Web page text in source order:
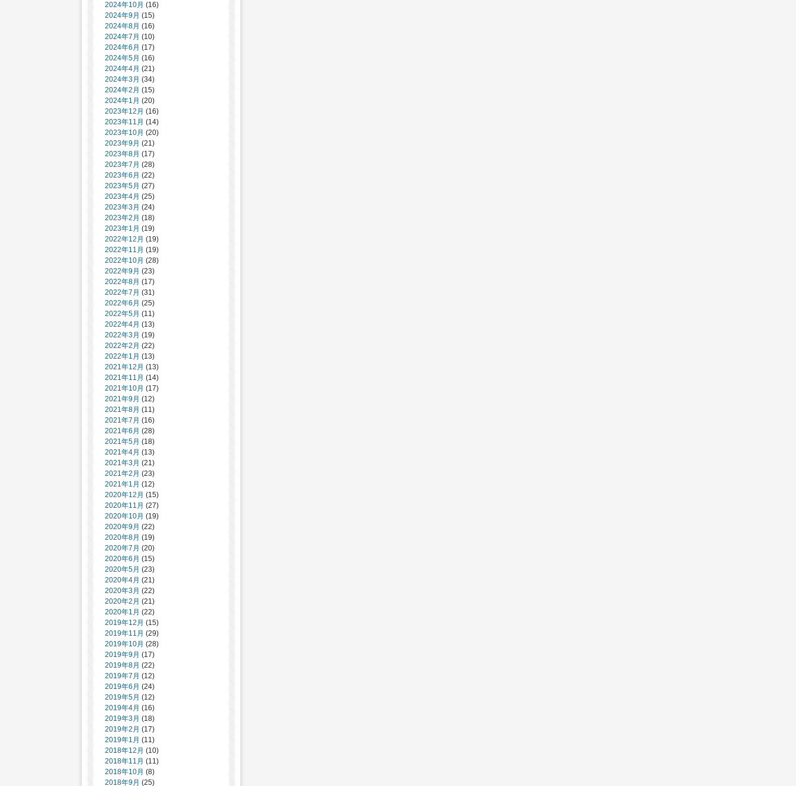
2024年10月 (16)
2024年9月 (15)
2024年8月 (16)
2024年7月 (10)
2024年6月 (17)
2024年5月 (16)
2024年4月 (21)
2024年3月 (34)
2024年2月 (15)
2024年1月 (20)
2023年12月 (16)
2023年11月 (14)
2023年10月 (20)
2023年9月 (21)
2023年8月 (17)
2023年7月 (28)
2023年6月 (22)
2023年5月 (27)
2023年4月 (25)
2023年3月 (24)
2023年2月 (18)
2023年1月 (19)
2022年12月 (19)
2022年11月 (19)
2022年10月 (28)
2022年9月 (23)
2022年8月 (17)
2022年7月 (31)
2022年6月 (25)
2022年5月 (11)
2022年4月 (13)
2022年3月 (19)
2022年2月 (22)
2022年1月 (13)
2021年12月 (13)
2021年11月 (14)
2021年10月 (17)
2021年9月 (12)
2021年8月 (11)
2021年7月 (16)
2021年6月 (28)
2021年5月 (18)
2021年4月 (13)
2021年3月 (21)
2021年2月 (23)
2021年1月 (12)
2020年12月 (15)
2020年11月 (27)
2020年10月 (19)
2020年9月 (22)
2020年8月 (19)
2020年7月 (20)
2020年6月 (15)
2020年5月 (23)
2020年4月 (21)
2020年3月 (22)
2020年2月 (21)
2020年1月 (22)
2019年12月 (15)
2019年11月 (29)
2019年10月 (28)
2019年9月 (17)
2019年8月 (22)
2019年7月 (12)
2019年6月 (24)
2019年5月 (12)
2019年4月 (16)
2019年3月 (18)
2019年2月 (17)
2019年1月 (11)
2018年12月 (10)
2018年11月 (11)
2018年10月 (8)
2018年9月 (25)